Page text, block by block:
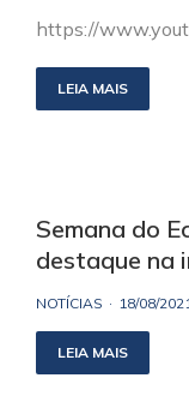
https://
LEIA MAIS
Semana do
destaque na
NOTÍCIAS 18/08/
LEIA MAIS